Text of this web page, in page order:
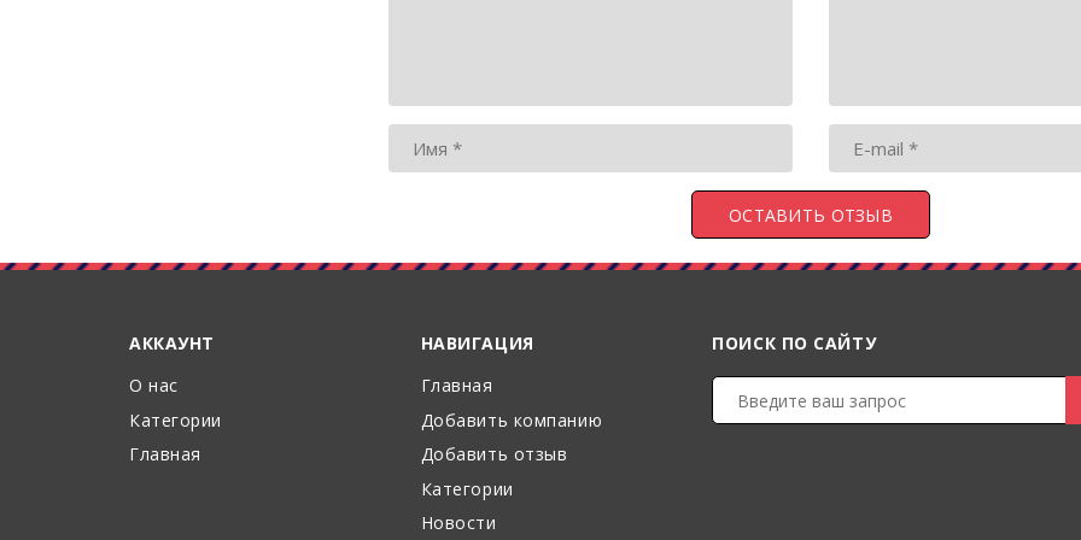
АККАУНТ
О нас
Категории
Главная
НАВИГАЦИЯ
Главная
Добавить компанию
Добавить отзыв
Категории
Новости
ПОИСК ПО САЙТУ